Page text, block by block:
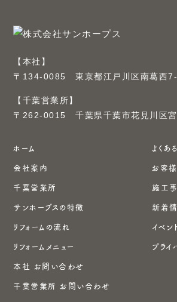
【本社】
〒134-0085 東京都江戸川区南葛西
【千葉営業所】
〒262-0015 千葉県千葉市花見川区
ホーム
会社案内
千葉営業所
サンホープスの特徴
リフォームの流れ
リフォームメニュー
本社 お問い合わせ
千葉営業所 お問い合わせ
よくあ
お客
施工
新着
イベン
プライ